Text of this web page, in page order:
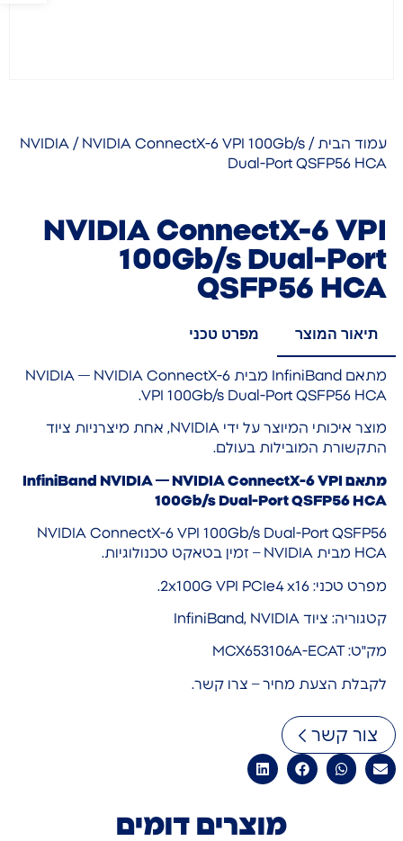
עמוד הבית /
NVIDIA / NVIDIA ConnectX-6 VPI 100Gb/s
Dual-Port QSFP56 HCA
NVIDIA ConnectX-6 VPI
100Gb/s Dual-Port
QSFP56 HCA
תיאור המוצר מפרט טכני
מתאם InfiniBand מבית NVIDIA — NVIDIA ConnectX-6
VPI 100Gb/s Dual-Port QSFP56 HCA.
מוצר איכותי המיוצר על ידי NVIDIA, אחת מיצרניות ציוד
התקשורת המובילות בעולם.
מתאם InfiniBand NVIDIA — NVIDIA ConnectX-6 VPI
100Gb/s Dual-Port QSFP56 HCA
NVIDIA ConnectX-6 VPI 100Gb/s Dual-Port QSFP56
HCA מבית NVIDIA – זמין בטאקט טכנולוגיות.
מפרט טכני: 2x100G VPI PCIe4 x16.
קטגוריה: ציוד InfiniBand, NVIDIA
מק"ט: MCX653106A-ECAT
לקבלת הצעת מחיר – צרו קשר.
צור קשר
מוצרים דומים